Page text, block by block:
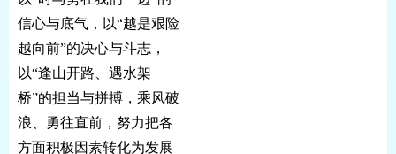
信心与底气，以“越是艰险
越向前”的决心与斗志，
以“逢山开路、遇水架
桥”的担当与拼搏，乘风破
浪、勇往直前，努力把各
方面积极因素转化为发展